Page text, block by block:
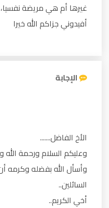
غيرها أم هي مريضة
أفيدوني جزاكم الله خيرا
الإجابة
الأخ الفاضل.......
وعليكم السلام ورحمة الله
وأسأل الله بفضله
السائلين..
أخي الكريم..